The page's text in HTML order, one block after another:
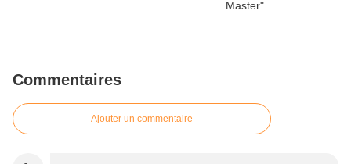
Commentaires
Ajouter un commentaire